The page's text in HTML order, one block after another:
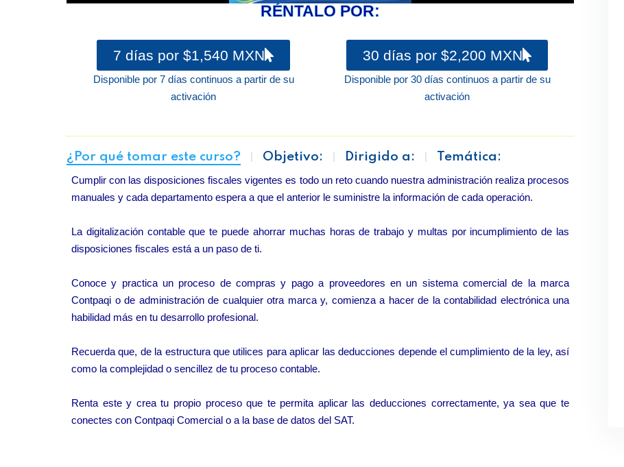
RÉNTALO POR:
7 días por $1,540 MXN
Disponible por 7 días continuos a partir de su
activación
30 días por $2,200 MXN
Disponible por 30 días continuos a partir de su
activación
¿Por qué tomar este curso? Objetivo: Dirigido a: Temática:
Cumplir con las disposiciones fiscales vigentes es todo un reto cuando nuestra administración realiza procesos
manuales y cada departamento espera a que el anterior le suministre la información de cada operación.
La digitalización contable que te puede ahorrar muchas horas de trabajo y multas por incumplimiento de las
disposiciones fiscales está a un paso de ti.
Conoce y practica un proceso de compras y pago a proveedores en un sistema comercial de la marca
Contpaqi o de administración de cualquier otra marca y, comienza a hacer de la contabilidad electrónica una
habilidad más en tu desarrollo profesional.
Recuerda que, de la estructura que utilices para aplicar las deducciones depende el cumplimiento de la ley, así
como la complejidad o sencillez de tu proceso contable.
Renta este y crea tu propio proceso que te permita aplicar las deducciones correctamente, ya sea que te
conectes con Contpaqi Comercial o a la base de datos del SAT.